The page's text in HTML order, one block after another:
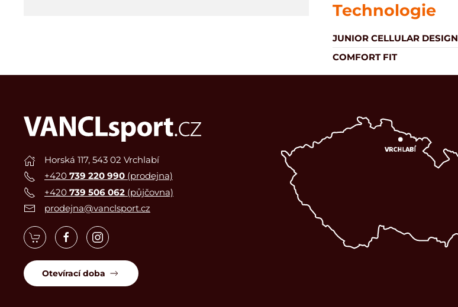
Technologie
JUNIOR CELLULAR DESIGN
COMFORT FIT
Horská 117, 543 02 Vrchlabí
+420 739 220 990 (prodejna)
+420 739 506 062 (půjčovna)
prodejna@vanclsport.cz
Otevírací doba